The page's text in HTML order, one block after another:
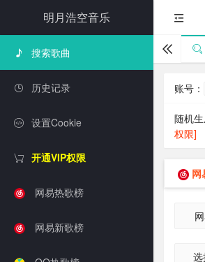
明月浩空音乐
搜索歌曲
历史记录
设置Cookie
开通VIP权限
网易热歌榜
网易新歌榜